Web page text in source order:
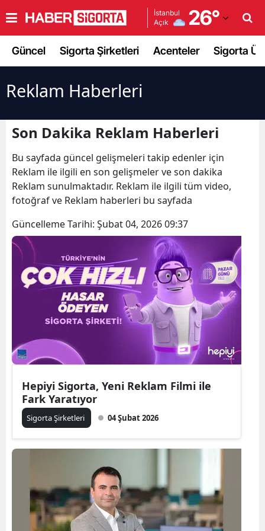
İstanbul
Açık
26°
Adana
Amasya
Ankara
Antalya
Artvin
Aydın
Balıkesir
Bilecik
Bingöl
Bitlis
Bolu
Çankırı
Denizli
Diyarbakır
Güncel Sigorta Şirketleri Acenteler Sigorta
Reklam Haberleri
Son Dakika Reklam Haberleri
Bu sayfada güncel gelişmeleri takip edenler için
Reklam ile ilgili en son gelişmeler ve son dakika
Reklam sunulmaktadır. Reklam ile ilgili tüm video,
fotoğraf ve Reklam haberleri bu sayfada
Güncelleme Tarihi: Şubat 04, 2026 09:37
Hepiyi Sigorta, Yeni Reklam Filmi ile
Fark Yaratıyor
Sigorta Şirketleri 04 Şubat 2026